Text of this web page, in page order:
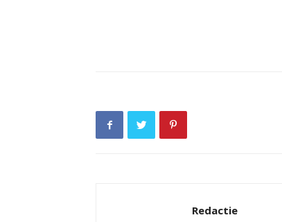
Redactie